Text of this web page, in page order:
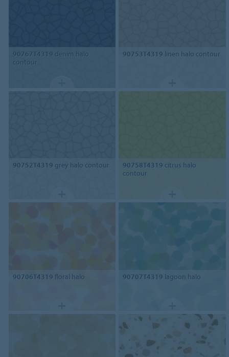
90767T4319 denim halo
contour
90753T4319 linen halo contour
90752T4319 grey halo contour 90758T4319 citrus halo
contour
90706T4319 floral halo 90707T4319 lagoon halo